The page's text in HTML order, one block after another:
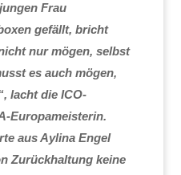
Frau
gefällt, bricht
nur mögen, selbst
es auch mögen,
lacht die ICO-
Europameisterin.
aus Aylina Engel
Zurückhaltung keine